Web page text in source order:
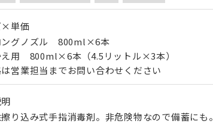
×単価
ングノズル 800ml×6本
え用 800ml×6本（4.5リットル×3本）
営業担当までお問い合わせください
り込み式手指消毒剤。非危険物なので備蓄にも。